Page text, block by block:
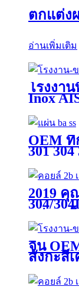
ตกแต่ง
อ่านเพิ่มเติม
โรงงา
Inox
310S
ม้วน
มม. สแ
OEM ที่
301 304
420
ร้อน / ดึ
2019 คุ
304/
แผ่นเห
ต่อตันส
จีน
สังกะสี
Ss400 /
430 / ส